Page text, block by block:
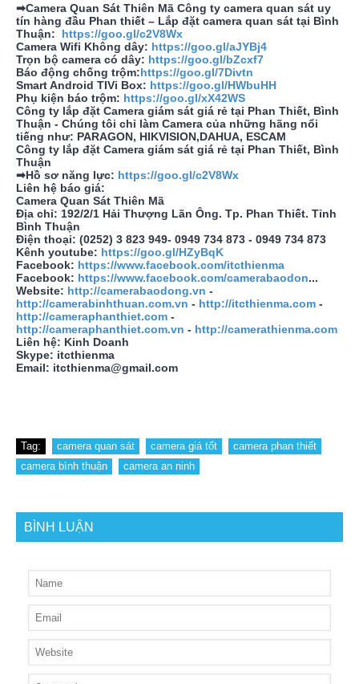
➡Camera Quan Sát Thiên Mã Công ty camera quan sát uy
tín hàng đầu Phan thiết – Lắp đặt camera quan sát tại Bình
Thuận: https://goo.gl/c2V8Wx
Camera Wifi Không dây: https://goo.gl/aJYBj4
Trọn bộ camera có dây: https://goo.gl/bZcxf7
Báo động chống trộm:https://goo.gl/7Divtn
Smart Android TIVi Box: https://goo.gl/HWbuHH
Phụ kiện báo trộm: https://goo.gl/xX42WS
Công ty lắp đặt Camera giám sát giá rẻ tại Phan Thiết, Bình
Thuận - Chúng tôi chỉ làm Camera của những hãng nổi
tiếng như: PARAGON, HIKVISION,DAHUA, ESCAM
Công ty lắp đặt Camera giám sát giá rẻ tại Phan Thiết, Bình
Thuận
➡Hồ sơ năng lực: https://goo.gl/c2V8Wx
Liên hệ báo giá:
Camera Quan Sát Thiên Mã
Địa chỉ: 192/2/1 Hải Thượng Lãn Ông. Tp. Phan Thiết. Tỉnh
Bình Thuận
Điện thoại: (0252) 3 823 949- 0949 734 873 - 0949 734 873
Kênh youtube: https://goo.gl/HZyBqK
Facebook: https://www.facebook.com/itcthienma
Facebook: https://www.facebook.com/camerabaodon...
Website: http://camerabaodong.vn -
http://camerabinhthuan.com.vn - http://itcthienma.com -
http://cameraphanthiet.com -
http://cameraphanthiet.com.vn - http://camerathienma.com
Liên hệ: Kinh Doanh
Skype: itcthienma
Email: itcthienma@gmail.com
Tag: camera quan sát camera giá tốt
camera phan thiết
camera bình thuận
camera an ninh
BÌNH LUẬN